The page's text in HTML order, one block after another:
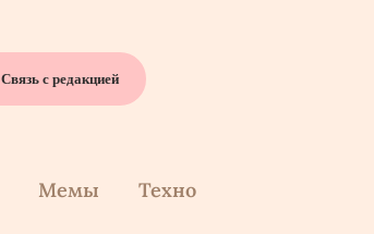
Связь с редакцией
Мемы Техно